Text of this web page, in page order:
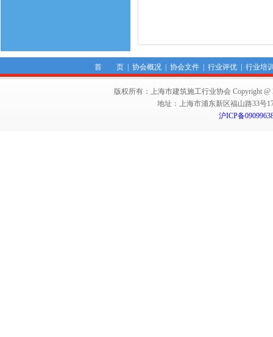
首 页| 协会概况| 协会文件| 行业评优| 行业培
版权所有：上海市建筑施工行业协会 Copyright @
地址：上海市浦东新区福山路33号
沪ICP备